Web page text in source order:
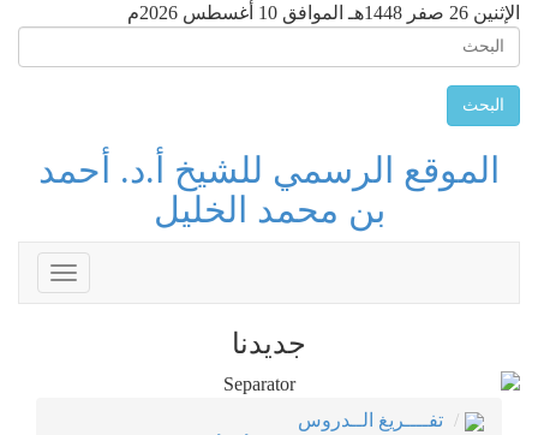
الإثنين 26 صفر 1448هـ الموافق 10 أغسطس 2026م
البحث
الموقع الرسمي للشيخ أ.د. أحمد
بن محمد الخليل
Toggle
جديدنا
تفــــريغ الــدروس